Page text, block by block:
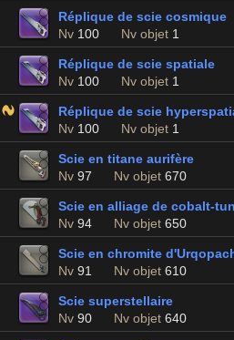
Réplique de scie cosmique
Nv 100 Nv objet 1
Réplique de scie spatiale
Nv 100 Nv objet 1
Réplique de scie
Nv 100 Nv objet 1
Scie en titane aurifère
Nv 97 Nv objet 670
Scie en alliage de cobalt-
Nv 94 Nv objet 650
Scie en chromite
Nv 91 Nv objet 610
Scie superstellaire
Nv 90 Nv objet 640